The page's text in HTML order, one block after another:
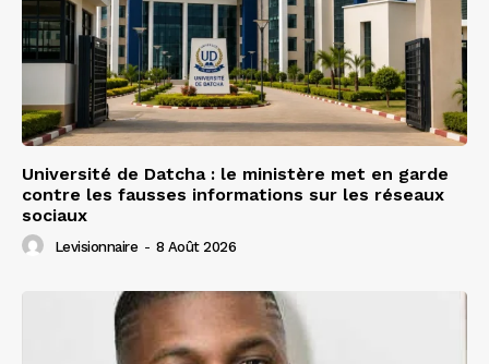
Université de Datcha : le ministère met en garde
contre les fausses informations sur les réseaux
sociaux
Levisionnaire - 8 Août 2026